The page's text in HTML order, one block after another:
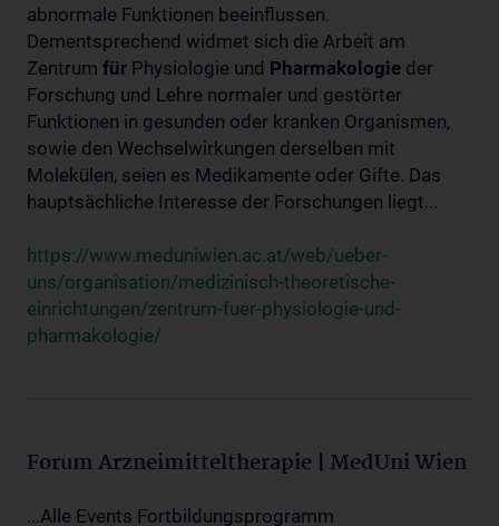
abnormale Funktionen beeinflussen.
Dementsprechend widmet sich die Arbeit am
Zentrum für Physiologie und Pharmakologie der
Forschung und Lehre normaler und gestörter
Funktionen in gesunden oder kranken Organismen,
sowie den Wechselwirkungen derselben mit
Molekülen, seien es Medikamente oder Gifte. Das
hauptsächliche Interesse der Forschungen liegt...
https://www.meduniwien.ac.at/web/ueber-
uns/organisation/medizinisch-theoretische-
einrichtungen/zentrum-fuer-physiologie-und-
pharmakologie/
Forum Arzneimitteltherapie | MedUni Wien
...Alle Events Fortbildungsprogramm